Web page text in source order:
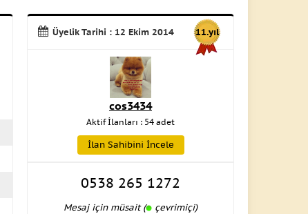
Üyelik Tarihi : 12 Ekim 2014 11.yıl
cos3434
Aktif İlanları : 54 adet
İlan Sahibini İncele
0538 265 1272
Mesaj için müsait ( çevrimiçi)